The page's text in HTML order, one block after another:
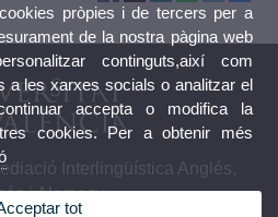
Interlingüística Anglés,
i Alemany
pròpies i de tercers per a
de la nostra pàgina web
continguts,així com
a les xarxes socials o analitzar el
accepta o modifica la
cookies. Per a obtenir més
tot